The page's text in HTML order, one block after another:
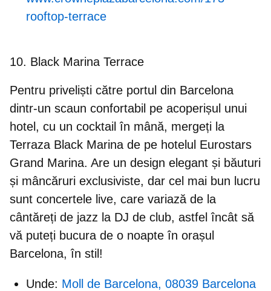
rooftop-terrace
10. Black Marina Terrace
Pentru priveliști către portul din Barcelona
dintr-un scaun confortabil pe acoperișul unui
hotel, cu un cocktail în mână, mergeți la
Terraza Black Marina de pe hotelul Eurostars
Grand Marina. Are un design elegant și băuturi
și mâncăruri exclusiviste, dar cel mai bun lucru
sunt concertele live, care variază de la
cântăreți de jazz la DJ de club, astfel încât să
vă puteți bucura de o noapte în orașul
Barcelona, în stil!
Unde: Moll de Barcelona, 08039 Barcelona